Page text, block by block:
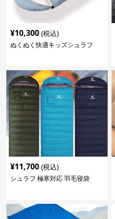
¥10,300 (税込)
ぬくぬく快適キッズシュラフ
¥11,700 (税込)
シュラフ 極寒対応 羽毛寝袋